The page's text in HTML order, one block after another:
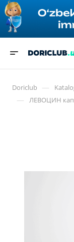
Doriclub —
— ЛЕВОЦИН